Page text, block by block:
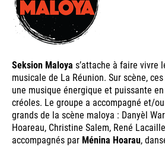
Seksion Maloya s’attache à faire vivre
musicale de La Réunion. Sur scène,
une musique énergique et puissante
créoles. Le groupe a accompagné et/
grands de la scène maloya : Danyèl
Hoareau, Christine Salem, René
accompagnés par Ménina Hoarau,